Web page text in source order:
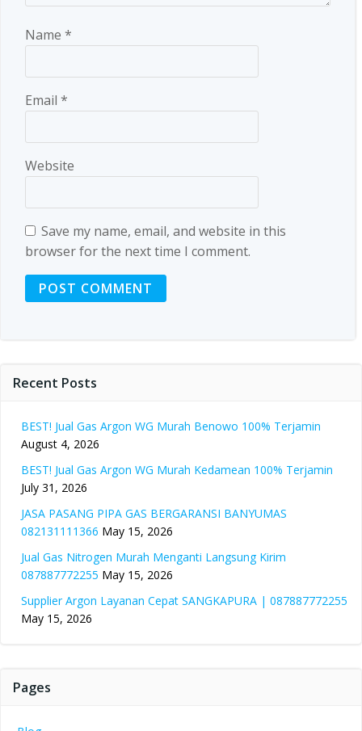
Name *
Email *
Website
Save my name, email, and website in this
browser for the next time I comment.
Recent Posts
BEST! Jual Gas Argon WG Murah Benowo 100% Terjamin
August 4, 2026
BEST! Jual Gas Argon WG Murah Kedamean 100% Terjamin
July 31, 2026
JASA PASANG PIPA GAS BERGARANSI BANYUMAS
082131111366 May 15, 2026
Jual Gas Nitrogen Murah Menganti Langsung Kirim
087887772255 May 15, 2026
Supplier Argon Layanan Cepat SANGKAPURA | 087887772255
May 15, 2026
Pages